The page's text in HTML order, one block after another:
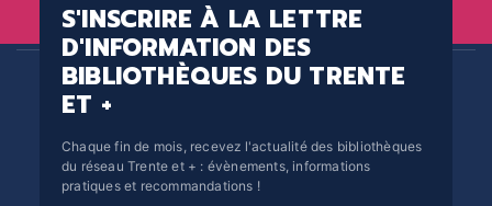
S'INSCRIRE À LA LETTRE
D'INFORMATION DES
BIBLIOTHÈQUES DU TRENTE
ET +
Chaque fin de mois, recevez l'actualité des bibliothèques
du réseau Trente et + : évènements, informations
pratiques et recommandations !